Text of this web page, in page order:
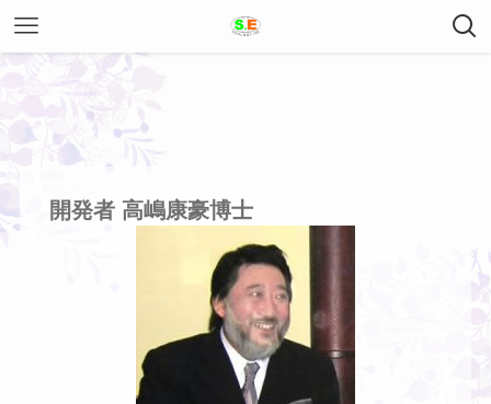
開発者 高嶋康豪博士